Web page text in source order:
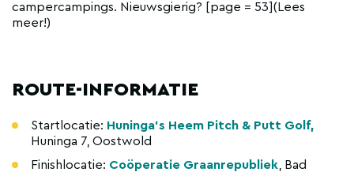
campercampings. Nieuwsgierig? [page = 53](Lees
meer!)
ROUTE-INFORMATIE
Startlocatie: Huninga's Heem Pitch & Putt Golf,
Huninga 7, Oostwold
Finishlocatie: Coöperatie Graanrepubliek , Bad